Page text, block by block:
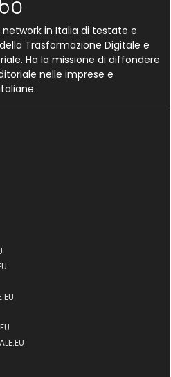
network in Italia di testate e
Trasformazione Digitale e
Ha la missione di diffondere
nelle imprese e